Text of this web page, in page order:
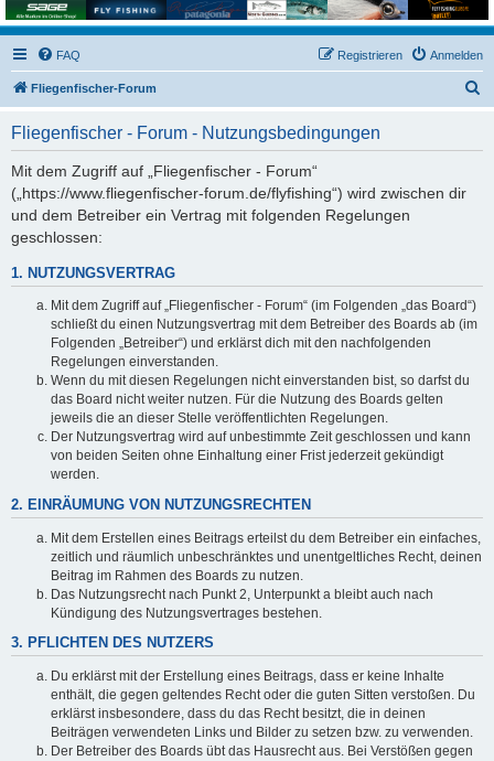
FAQ Anmelden
Registrieren
Fliegenfischer-Forum
Fliegenfischer - Forum - Nutzungsbedingungen
Mit dem Zugriff auf „Fliegenfischer - Forum“
(„https://www.fliegenfischer-forum.de/flyfishing“) wird zwischen dir
und dem Betreiber ein Vertrag mit folgenden Regelungen
geschlossen:
1. NUTZUNGSVERTRAG
Mit dem Zugriff auf „Fliegenfischer - Forum“ (im Folgenden „das Board“)
schließt du einen Nutzungsvertrag mit dem Betreiber des Boards ab (im
Folgenden „Betreiber“) und erklärst dich mit den nachfolgenden
Regelungen einverstanden.
Wenn du mit diesen Regelungen nicht einverstanden bist, so darfst du
das Board nicht weiter nutzen. Für die Nutzung des Boards gelten
jeweils die an dieser Stelle veröffentlichten Regelungen.
Der Nutzungsvertrag wird auf unbestimmte Zeit geschlossen und kann
von beiden Seiten ohne Einhaltung einer Frist jederzeit gekündigt
werden.
2. EINRÄUMUNG VON NUTZUNGSRECHTEN
Mit dem Erstellen eines Beitrags erteilst du dem Betreiber ein einfaches,
zeitlich und räumlich unbeschränktes und unentgeltliches Recht, deinen
Beitrag im Rahmen des Boards zu nutzen.
Das Nutzungsrecht nach Punkt 2, Unterpunkt a bleibt auch nach
Kündigung des Nutzungsvertrages bestehen.
3. PFLICHTEN DES NUTZERS
Du erklärst mit der Erstellung eines Beitrags, dass er keine Inhalte
enthält, die gegen geltendes Recht oder die guten Sitten verstoßen. Du
erklärst insbesondere, dass du das Recht besitzt, die in deinen
Beiträgen verwendeten Links und Bilder zu setzen bzw. zu verwenden.
Der Betreiber des Boards übt das Hausrecht aus. Bei Verstößen gegen